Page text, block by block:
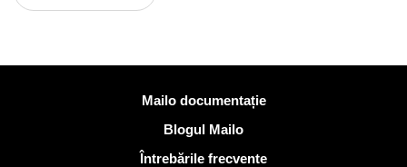
Mailo documentație
Blogul Mailo
Întrebările frecvente